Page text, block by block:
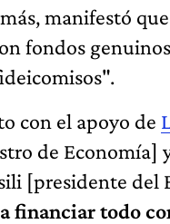
manifestó
fondos
con el apoyo de
de Economía]
[presidente del
financiar todo